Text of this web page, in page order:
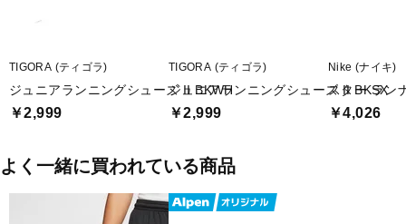
TIGORA (ティゴラ)
ジュニアランニングシューズ II BKWH
￥2,999
TIGORA (ティゴラ)
ジュニアランニングシューズ II BKSX
￥2,999
Nike (ナイキ)
スター ラン
￥4,026
よく一緒に買われている商品